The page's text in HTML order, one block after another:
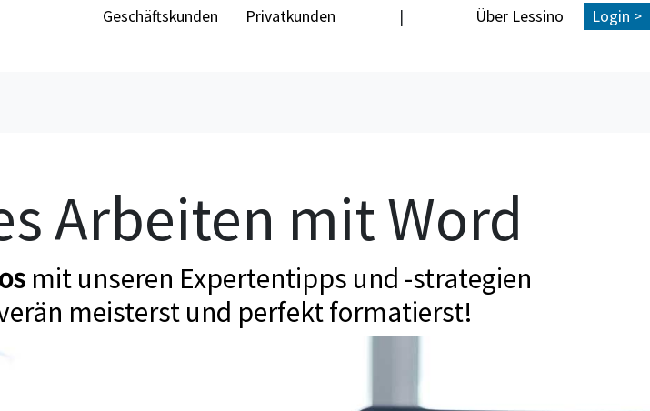
Geschäftskunden Privatkunden | Über Lessino Login >
Arbeiten mit Word
mit unseren Expertentipps und -strategien
meisterst und perfekt formatierst!